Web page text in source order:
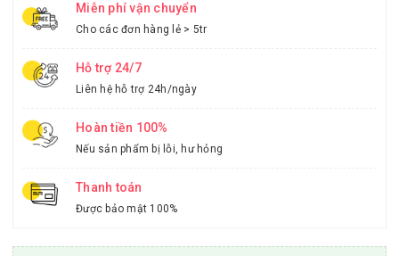
Miễn phí vận chuyển
Cho các đơn hàng lẻ > 5tr
Hỗ trợ 24/7
Liên hệ hỗ trợ 24h/ngày
Hoàn tiền 100%
Nếu sản phẩm bị lỗi, hư hỏng
Thanh toán
Được bảo mật 100%